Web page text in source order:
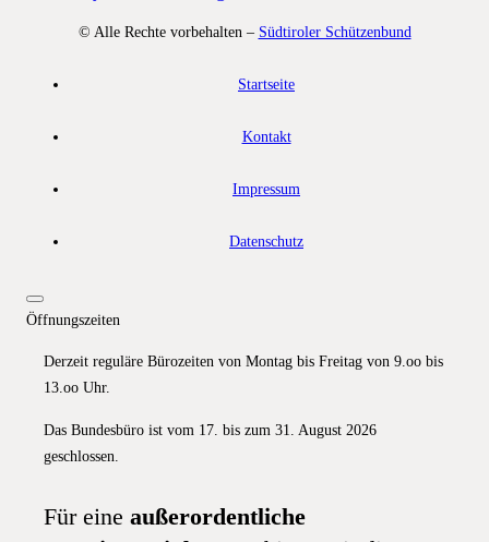
© Alle Rechte vorbehalten – Südtiroler Schützenbund
Startseite
Kontakt
Impressum
Datenschutz
Öffnungszeiten
Derzeit reguläre Bürozeiten von Montag bis Freitag von 9.oo bis
13.oo Uhr.
Das Bundesbüro ist vom 17. bis zum 31. August 2026
geschlossen.
Für eine außerordentliche